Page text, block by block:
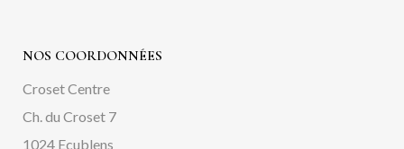
NOS COORDONNÉES
Croset Centre
Ch. du Croset 7
1024 Ecublens